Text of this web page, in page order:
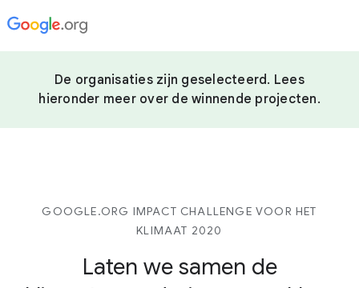
De organisaties zijn geselecteerd. Lees
hieronder meer over de winnende projecten.
GOOGLE.ORG IMPACT CHALLENGE VOOR HET
KLIMAAT 2020
Laten we samen de